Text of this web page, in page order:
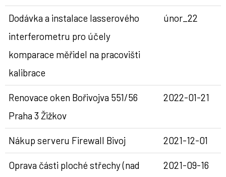
Dodávka a instalace lasserového
interferometru pro účely
komparace měřidel na pracovišti
kalibrace
únor_22
Renovace oken Bořivojva 551/56
Praha 3 Žižkov
2022-01-21
Nákup serveru Firewall Bivoj 2021-12-01
Oprava části ploché střechy (nad
2021-09-16